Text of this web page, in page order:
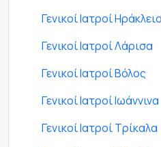
Γενικοί Ιατροί Ηράκλειο
Γενικοί Ιατροί Λάρισα
Γενικοί Ιατροί Βόλος
Γενικοί Ιατροί Ιωάννινα
Γενικοί Ιατροί Τρίκαλα